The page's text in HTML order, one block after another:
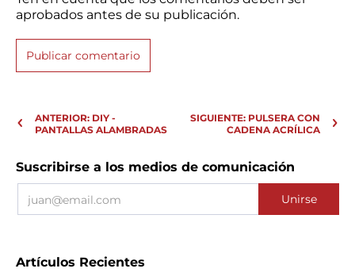
aprobados antes de su publicación.
ANTERIOR: DIY -
PANTALLAS ALAMBRADAS
SIGUIENTE: PULSERA CON
CADENA ACRÍLICA
Suscribirse a los medios de comunicación
Unirse
Artículos Recientes